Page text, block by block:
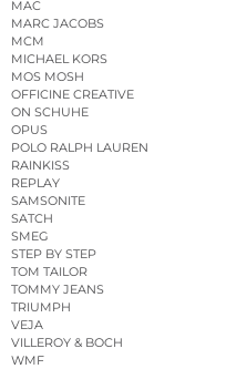
MAC
MARC JACOBS
MCM
MICHAEL KORS
MOS MOSH
OFFICINE CREATIVE
ON SCHUHE
OPUS
POLO RALPH LAUREN
RAINKISS
REPLAY
SAMSONITE
SATCH
SMEG
STEP BY STEP
TOM TAILOR
TOMMY JEANS
TRIUMPH
VEJA
VILLEROY & BOCH
WMF